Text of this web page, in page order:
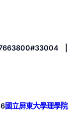
國立屏東大學理學院